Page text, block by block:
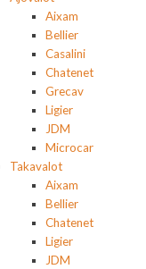
Aixam
Bellier
Casalini
Chatenet
Grecav
Ligier
JDM
Microcar
Takavalot
Aixam
Bellier
Chatenet
Ligier
JDM